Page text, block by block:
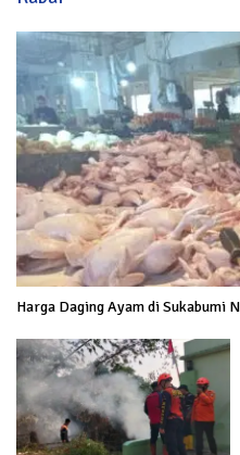
Harga Daging Ayam di Sukabumi